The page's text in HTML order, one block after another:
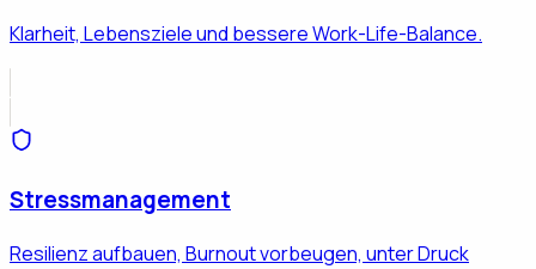
Klarheit, Lebensziele und bessere Work-Life-Balance.
Stressmanagement
Resilienz aufbauen, Burnout vorbeugen, unter Druck